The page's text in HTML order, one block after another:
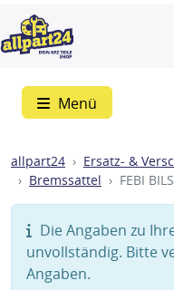
Menü
allpart24 Ersatz- &
Bremssattel
FEBI
Die Angaben zu
unvollständig. Bitte
Angaben.